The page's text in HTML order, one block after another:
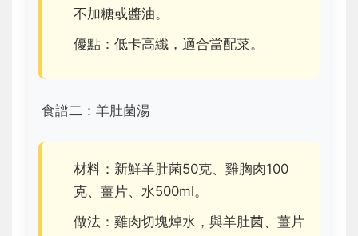
不加糖或醬油。
優點：低卡高纖，適合當配菜。
食譜二：羊肚菌湯
材料：新鮮羊肚菌50克、雞胸肉100
克、薑片、水500ml。
做法：雞肉切塊焯水，與羊肚菌、薑片